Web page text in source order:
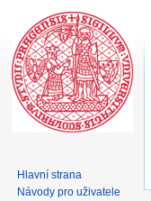
Hlavní strana
Návody pro uživatele